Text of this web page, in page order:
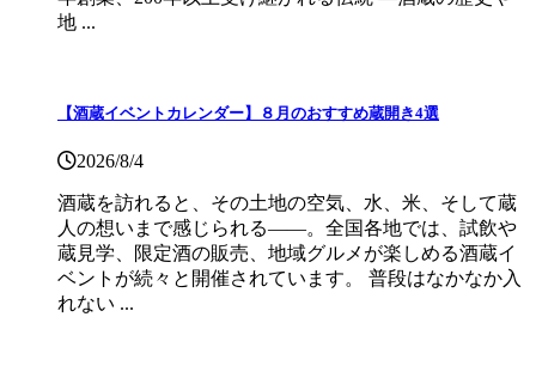
地 ...
【酒蔵イベントカレンダー】８月のおすすめ蔵開き4選
2026/8/4
酒蔵を訪れると、その土地の空気、水、米、そして蔵
人の想いまで感じられる——。全国各地では、試飲や
蔵見学、限定酒の販売、地域グルメが楽しめる酒蔵イ
ベントが続々と開催されています。 普段はなかなか入
れない ...